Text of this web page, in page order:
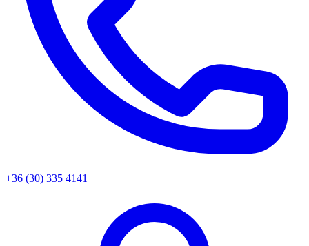
+36 (30) 335 4141